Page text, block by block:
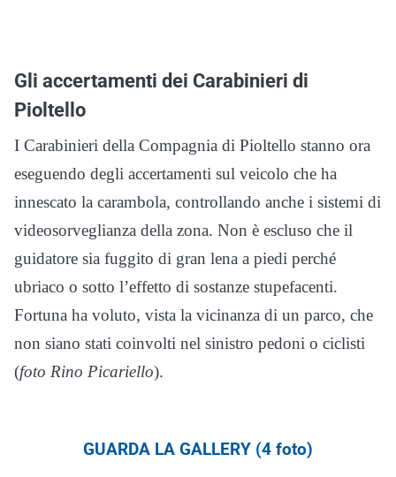
Gli accertamenti dei Carabinieri di
Pioltello
I Carabinieri della Compagnia di Pioltello stanno ora
eseguendo degli accertamenti sul veicolo che ha
innescato la carambola, controllando anche i sistemi di
videosorveglianza della zona. Non è escluso che il
guidatore sia fuggito di gran lena a piedi perché
ubriaco o sotto l’effetto di sostanze stupefacenti.
Fortuna ha voluto, vista la vicinanza di un parco, che
non siano stati coinvolti nel sinistro pedoni o ciclisti
(foto Rino Picariello).
GUARDA LA GALLERY (4 foto)